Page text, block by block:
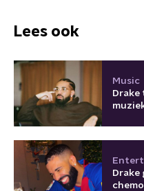
Lees ook
Music
Drake
Drake